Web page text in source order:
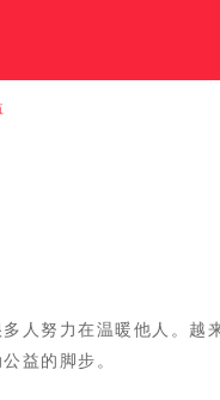
人努力在温暖他人。越
益的脚步。